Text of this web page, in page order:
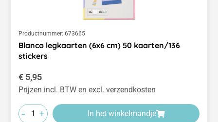
Productnummer: 673665
Blanco legkaarten (6x6 cm) 50 kaarten/136
stickers
Normale prijs:
€ 5,95
Prijzen incl. BTW en excl. verzendkosten
- + In het winkelmandje